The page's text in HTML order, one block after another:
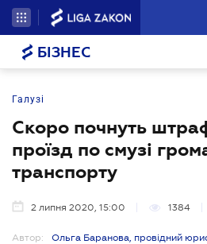
БІЗНЕС
Галузі
Скоро почнуть
проїзд по смузі
транспорту
2 липня 2020, 15:00 1384
Автор:
Ольга Баранова, провідний